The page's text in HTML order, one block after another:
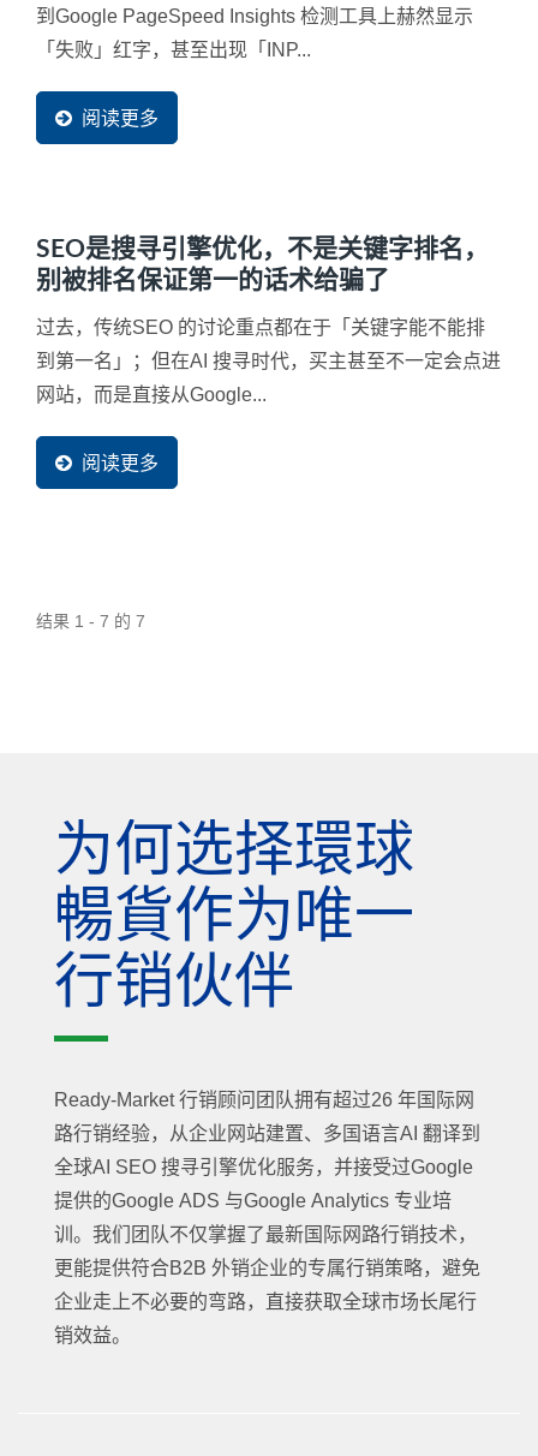
到Google PageSpeed Insights 检测工具上赫然显示
「失败」红字，甚至出现「INP...
阅读更多
SEO是搜寻引擎优化，不是关键字排名，
别被排名保证第一的话术给骗了
过去，传统SEO 的讨论重点都在于「关键字能不能排
到第一名」；但在AI 搜寻时代，买主甚至不一定会点进
网站，而是直接从Google...
阅读更多
结果 1 - 7 的 7
为何选择環球
暢貨作为唯一
行销伙伴
Ready-Market 行销顾问团队拥有超过26 年国际网
路行销经验，从企业网站建置、多国语言AI 翻译到
全球AI SEO 搜寻引擎优化服务，并接受过Google
提供的Google ADS 与Google Analytics 专业培
训。我们团队不仅掌握了最新国际网路行销技术，
更能提供符合B2B 外销企业的专属行销策略，避免
企业走上不必要的弯路，直接获取全球市场长尾行
销效益。